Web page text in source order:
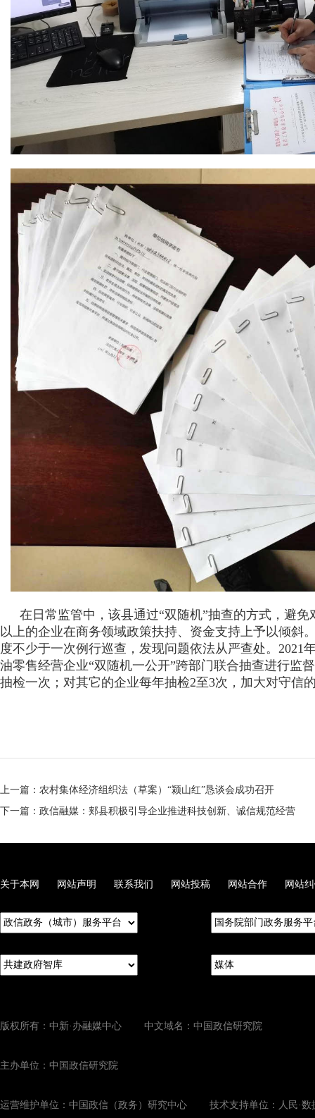
在日常监管中，该县通过“双随机”抽查的方式，避
以上的企业在商务领域政策扶持、资金支持上予以倾斜
度不少于一次例行巡查，发现问题依法从严查处。2021
油零售经营企业“双随机一公开”跨部门联合抽查进行监
抽检一次；对其它的企业每年抽检2至3次，加大对守信
上一篇：农村集体经济组织法（草案）“颍山红”恳谈会成功召开
下一篇：政信融媒：郏县积极引导企业推进科技创新、诚信规范经营
关于本网 网站声明 联系我们 网站投稿 网站合作 网站
版权所有：中新·办融媒中心 中文域名：中国政信研究院
主办单位：中国政信研究院
运营维护单位：中国政信（政务）研究中心 技术支持单位：人民·数